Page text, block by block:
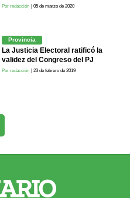
Por redacción | 05 de marzo de 2020
Provincia
La Justicia Electoral ratificó la
validez del Congreso del PJ
Por redacción | 23 de febrero de 2019